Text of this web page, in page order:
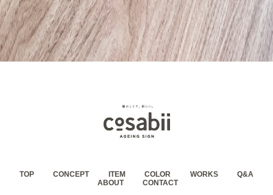
TOP CONCEPT ITEM COLOR WORKS
Q&A
ABOUT
CONTACT